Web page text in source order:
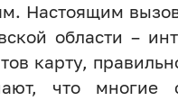
Настоящим
области –
карту,
что многие